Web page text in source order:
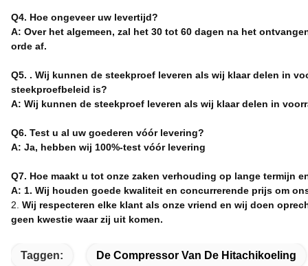
Q4. Hoe ongeveer uw levertijd?
A: Over het algemeen, zal het 30 tot 60 dagen na het
orde af.
Q5. . Wij kunnen de steekproef leveren als wij klaar delen in
steekproefbeleid is?
A: Wij kunnen de steekproef leveren als wij klaar delen in
Q6. Test u al uw goederen vóór levering?
A: Ja, hebben wij 100%-test vóór levering
Q7. Hoe maakt u tot onze zaken verhouding op lange termijn
A: 1. Wij houden goede kwaliteit en concurrerende prijs om
2. Wij respecteren elke klant als onze vriend en wij doen
geen kwestie waar zij uit komen.
Taggen: De Compressor Van De Hitachikoeling